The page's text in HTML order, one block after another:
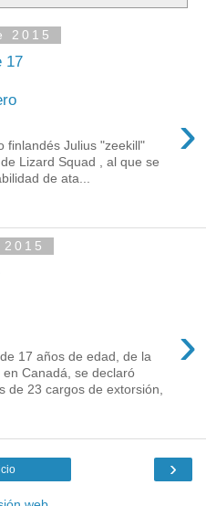
2015
17
›
finlandés Julius "zeekill"
Lizard Squad , al que se
de ata...
›
17 años de edad, de la
Canadá, se declaró
de 23 cargos de extorsión,
›